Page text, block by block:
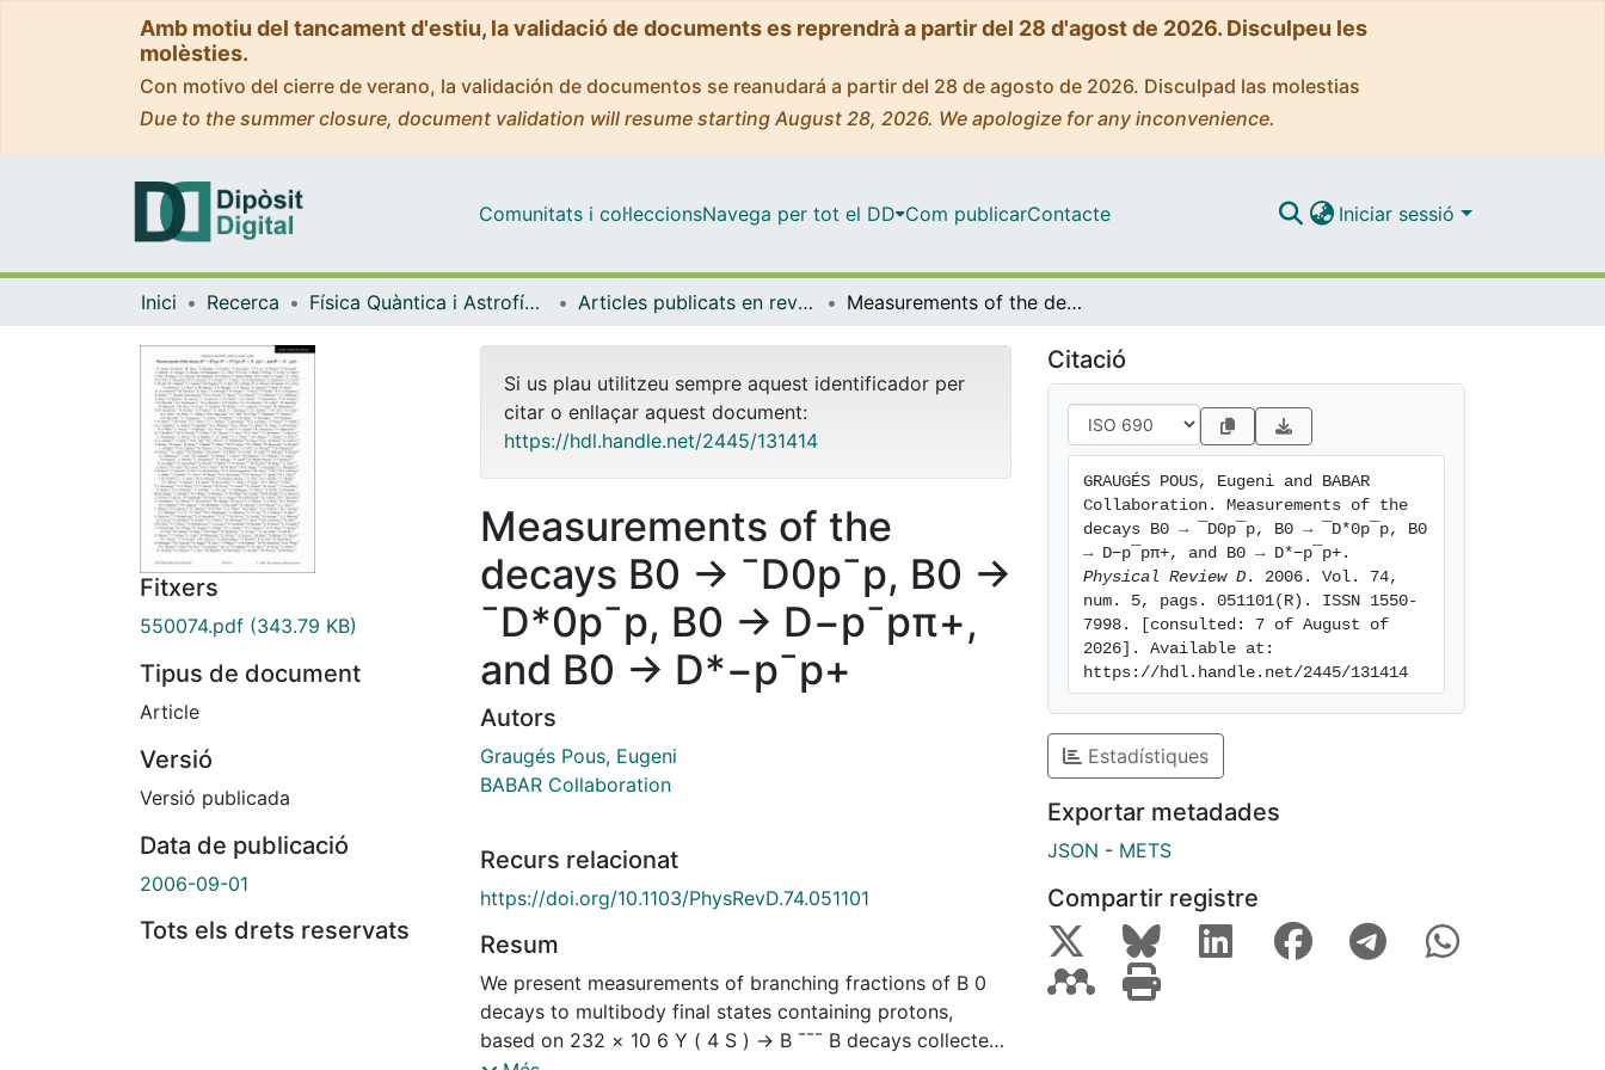
Amb motiu del tancament d'estiu, la validació de documents es reprendrà a partir del 28 d'agost de 2026. Disculpeu les
molèsties.
Con motivo del cierre de verano, la validación de documentos se reanudará a partir del 28 de agosto de 2026. Disculpad las molestias
Due to the summer closure, document validation will resume starting August 28, 2026. We apologize for any inconvenience.
Comunitats i col·leccionsNavega per tot el DD Com publicarContacte Iniciar sessió
Inici Recerca Física Quàntica i Astrofísica Articles publicats en revistes (Física Quàntica i Astrofísica) Measurements of the decays B0 → ¯D0p¯p, B0 → ¯D*0p¯p, B0 → D−p¯pπ+, and B0 → D*−p¯p+
Fitxers
550074.pdf (343.79 KB)
Tipus de document
Article
Versió
Versió publicada
Data de publicació
2006-09-01
Tots els drets reservats
Si us plau utilitzeu sempre aquest identificador per
citar o enllaçar aquest document:
https://hdl.handle.net/2445/131414
Measurements of the
decays B0 → ¯D0p¯p, B0 →
¯D*0p¯p, B0 → D−p¯pπ+,
and B0 → D*−p¯p+
Autors
Graugés Pous, Eugeni
BABAR Collaboration
Recurs relacionat
https://doi.org/10.1103/PhysRevD.74.051101
Resum
We present measurements of branching fractions of B 0
decays to multibody final states containing protons,
based on 232 × 10 6 Υ ( 4 S ) → B ¯¯¯ B decays collected
Citació
GRAUGÉS POUS, Eugeni and BABAR
Collaboration. Measurements of the
decays B0 → ¯D0p¯p, B0 → ¯D*0p¯p, B0
Physical Review D . 2006. Vol. 74,
num. 5, pags. 051101(R). ISSN 1550-
7998. [consulted: 7 of August of
2026]. Available at:
https://hdl.handle.net/2445/131414
Estadístiques
Exportar metadades
JSON - METS
Compartir registre